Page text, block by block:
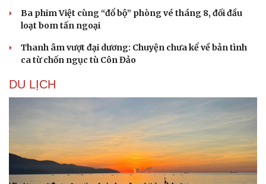
Ba phim Việt cùng “đổ bộ” phòng vé tháng 8, đối đầu
loạt bom tấn ngoại
Thanh âm vượt đại dương: Chuyện chưa kể về bản tình
ca từ chốn ngục tù Côn Đảo
DU LỊCH